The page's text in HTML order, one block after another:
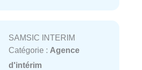
SAMSIC INTERIM
Catégorie : Agence
d'intérim